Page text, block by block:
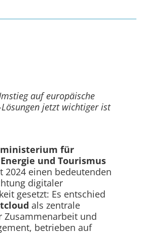
auf europäische
Lösungen jetzt wichtiger ist
für
und Tourismus
2024 einen bedeutenden
digitaler
gesetzt: Es entschied
als zentrale
Zusammenarbeit und
betrieben auf